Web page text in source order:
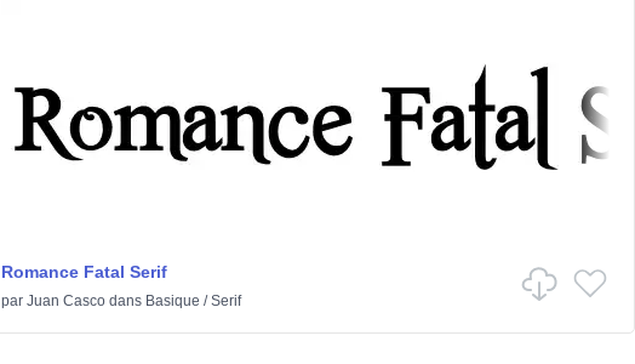
Romance Fatal Serif
par Juan Cascodans Basique /Serif